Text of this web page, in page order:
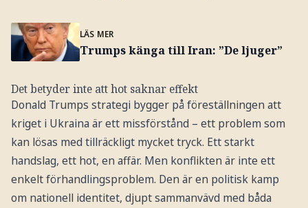
LÄS MER
Trumps känga till Iran: ”De ljuger”
Det betyder inte att hot saknar effekt
Donald Trumps strategi bygger på föreställningen att
kriget i Ukraina är ett missförstånd – ett problem som
kan lösas med tillräckligt mycket tryck. Ett starkt
handslag, ett hot, en affär. Men konflikten är inte ett
enkelt förhandlingsproblem. Den är en politisk kamp
om nationell identitet, djupt sammanvävd med båda